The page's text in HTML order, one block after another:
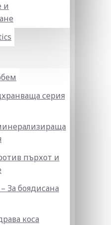
и
серия
пърхот и
За боядисана
коса